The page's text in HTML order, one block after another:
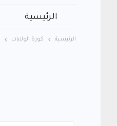
الرئيسية
الرئيسية كورة الولايات